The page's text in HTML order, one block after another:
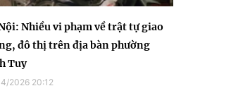
Nhiều vi phạm về trật tự giao
đô thị trên địa bàn phường
Tuy
2026 20:12